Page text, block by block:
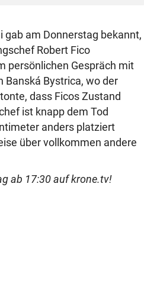
gab am Donnerstag bekannt,
Robert Fico
persönlichen Gespräch mit
Banská Bystrica, wo der
dass Ficos Zustand
ist knapp dem Tod
anders platziert
über vollkommen andere
ab 17:30 auf krone.tv!